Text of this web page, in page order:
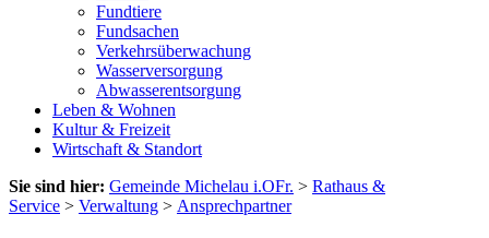
Fundtiere
Fundsachen
Verkehrsüberwachung
Wasserversorgung
Abwasserentsorgung
Leben & Wohnen
Kultur & Freizeit
Wirtschaft & Standort
Sie sind hier: Gemeinde Michelau i.OFr. > Rathaus &
Service > Verwaltung > Ansprechpartner